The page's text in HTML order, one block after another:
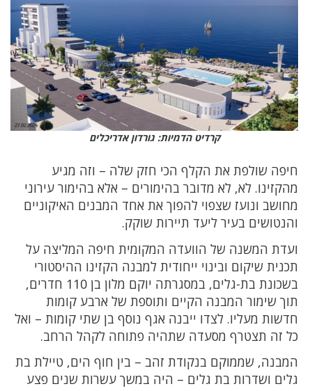
קרדיט הדמיות: גורדון אדריכלים
חיפה שולפת את הקלף הכי חזק שלה – וזה מגיע
מהקזינו. לא, לא מדובר בהימורים – אלא בהימור עירוני
מחושב ונועז שצפוי להפוך את אחד המבנים האיקוניים
והנטושים בעיר ליעד תיירות שוקק.
ועדת המשנה של הוועדה המקומית חיפה המליצה על
תכנית שיקום ובינוי ייחודית למבנה הקזינו ההיסטורי
בשכונת בת-גלים, במסגרתה יוקם מלון בן 110 חדרים,
תוך שימור המבנה הקיים ותוספת של ארבע קומות
חדשות מעליו. לצדו ייבנה אגף נוסף בן שתי קומות – ואל
כל זה תצטרף מסעדה שתהיה פתוחה לקהל הרחב.
המבנה, שממוקם בנקודת זהב – בין חוף הים, טיילת בת
גלים ושדרות בת גלים – היה במשך עשרות שנים פצע